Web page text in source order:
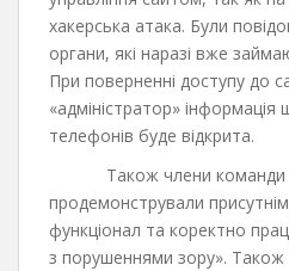
хакерська атака. Були
органи, які наразі вже
При поверненні доступу до
«адміністратор»
телефонів буде відкрита.
Також члени команди
продемонстрували
функціонал та коректно
з порушеннями зору». Також